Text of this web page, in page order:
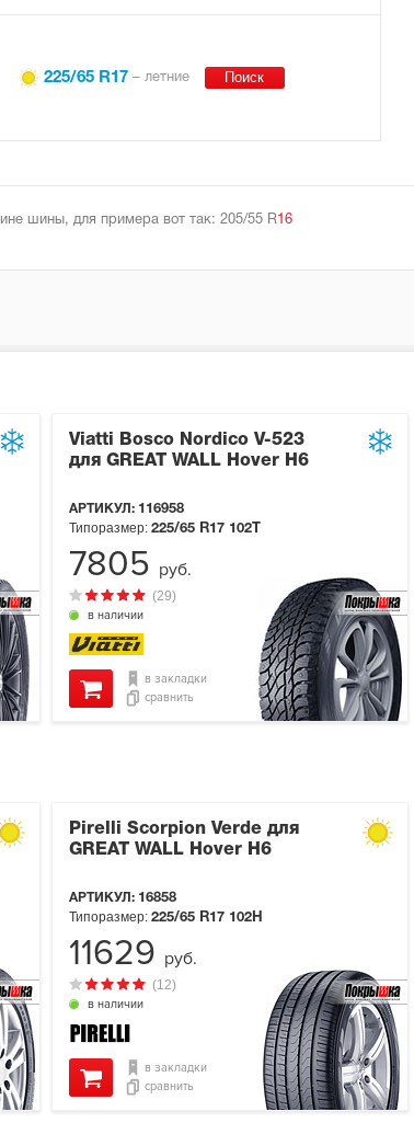
225/65 R17 – летние
шины, для примера вот так: 205/55 R16
Viatti Bosco Nordico V-523
для GREAT WALL Hover H6
АРТИКУЛ: 116958
в наличии
(29)
Типоразмер: 225/65 R17 102T
в закладки
сравнить
7805 руб.
Pirelli Scorpion Verde для
GREAT WALL Hover H6
АРТИКУЛ: 16858
в наличии
(12)
Типоразмер: 225/65 R17 102H
в закладки
сравнить
11629 руб.